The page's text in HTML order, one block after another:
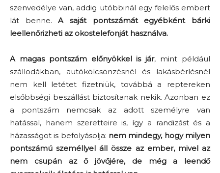
szenvedélye van, addig utóbbinál egy felelős embert
lát benne.A saját pontszámát egyébként bárki
leellenőrizheti az okostelefonját használva.
A magas pontszám előnyökkel is jár, mint például
szállodákban, autókölcsönzésnél és lakásbérlésnél
nem kell letétet fizetniük, továbbá a reptereken
elsőbbségi beszállást biztosítanak nekik. Azonban ez
a pontszám nemcsak az adott személyre van
hatással, hanem szeretteire is, így a randizást és a
házasságot is befolyásolja: nem mindegy, hogy milyen
pontszámú személlyel áll össze az ember, mivel az
nem csupán az ő jövőjére, de még a leendő